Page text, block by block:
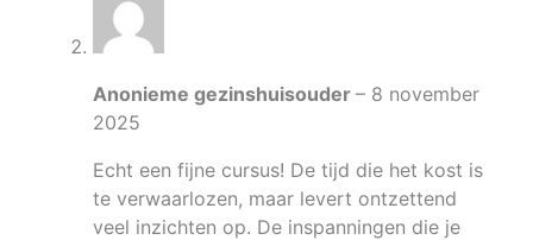
Anonieme gezinshuisouder – 8 november
2025
Echt een fijne cursus! De tijd die het kost is
te verwaarlozen, maar levert ontzettend
veel inzichten op. De inspanningen die je